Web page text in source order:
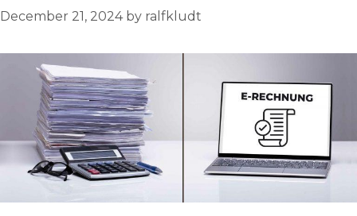
December 21, 2024 by ralfkludt